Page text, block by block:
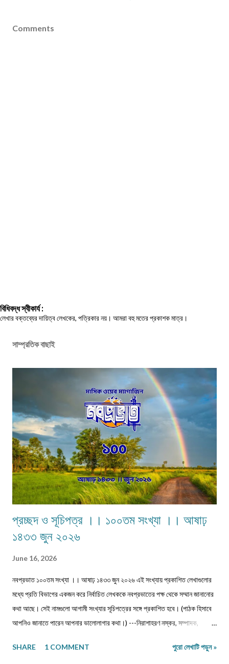
Comments
বিধিবদ্ধ স্বীকার্য :
লেখার বক্তব্যের দায়িত্ব লেখকের, পত্রিকার নয়। আমরা বহু মতের প্রকাশক মাত্র।
সাম্প্রতিক বাছাই
প্রচ্ছদ ও সূচিপত্র ।। ১০০তম সংখ্যা ।। আষাঢ়
১৪৩৩ জুন ২০২৬
June 16, 2026
নবপ্রভাত ১০০তম সংখ্যা ।। আষাঢ় ১৪৩৩ জুন ২০২৬ এই সংখ্যায় প্রকাশিত লেখাগুলোর
মধ্যে প্রতি বিভাগের একজন করে নির্বাচিত লেখককে নবপ্রভাতের পক্ষ থেকে সম্মান জানানোর
কথা আছে। সেই নামগুলো আগামী সংখ্যার সূচিপত্রের সঙ্গে প্রকাশিত হবে। (পাঠক হিসাবে
আপনিও জানাতে পারেন আপনার ভালোলাগার কথা।) ---নিরাশাহরণ নস্কর, সম্পাদক,
প্রবীণ জনগণ ।। শ্যামল হুদাতী একাকীত্বের ছাদ থেকে পতন : অনিক দত্ত ও মানুষের
SHARE 1 COMMENT পুরো লেখাটি পড়ুন »